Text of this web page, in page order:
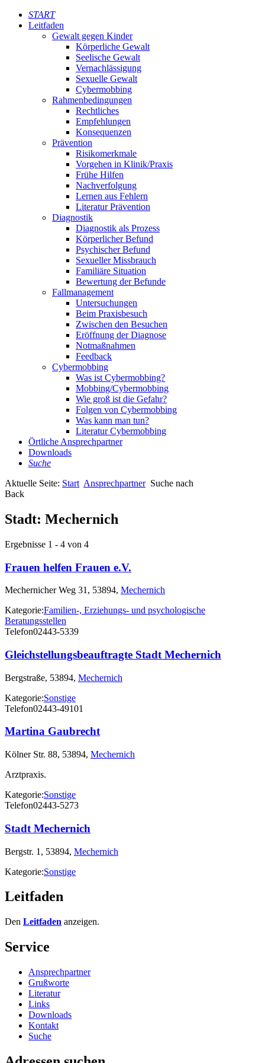
START
Leitfaden
Gewalt gegen Kinder
Körperliche Gewalt
Seelische Gewalt
Vernachlässigung
Sexuelle Gewalt
Cybermobbing
Rahmenbedingungen
Rechtliches
Empfehlungen
Konsequenzen
Prävention
Risikomerkmale
Vorgehen in Klinik/Praxis
Frühe Hilfen
Nachverfolgung
Lernen aus Fehlern
Literatur Prävention
Diagnostik
Diagnostik als Prozess
Körperlicher Befund
Psychischer Befund
Sexueller Missbrauch
Familiäre Situation
Bewertung der Befunde
Fallmanagement
Untersuchungen
Beim Praxisbesuch
Zwischen den Besuchen
Eröffnung der Diagnose
Notmaßnahmen
Feedback
Cybermobbing
Was ist Cybermobbing?
Mobbing/Cybermobbing
Wie groß ist die Gefahr?
Folgen von Cybermobbing
Was kann man tun?
Literatur Cybermobbing
Örtliche Ansprechpartner
Downloads
Suche
Aktuelle Seite: Start Ansprechpartner Suche nach
Back
Stadt: Mechernich
Ergebnisse 1 - 4 von 4
Frauen helfen Frauen e.V.
Mechernicher Weg 31, 53894, Mechernich
Kategorie:Familien-, Erziehungs- und psychologische
Beratungsstellen
Telefon02443-5339
Gleichstellungsbeauftragte Stadt Mechernich
Bergstraße, 53894, Mechernich
Kategorie:Sonstige
Telefon02443-49101
Martina Gaubrecht
Kölner Str. 88, 53894, Mechernich
Arztpraxis.
Kategorie:Sonstige
Telefon02443-5273
Stadt Mechernich
Bergstr. 1, 53894, Mechernich
Kategorie:Sonstige
Leitfaden
Den Leitfaden anzeigen.
Service
Ansprechpartner
Grußworte
Literatur
Links
Downloads
Kontakt
Suche